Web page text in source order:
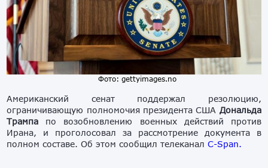
Фото: gettyimages.no
Американский сенат поддержал резолюцию,
ограничивающую полномочия президента США Дональда
Трампа по возобновлению военных действий против
Ирана, и проголосовал за рассмотрение документа в
полном составе. Об этом сообщил телеканалC-Span.